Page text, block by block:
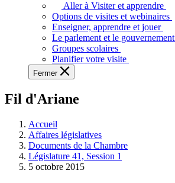
voir,
apprendre
et
découvrir
l'Assemblée
législative.
Aller à Visiter et apprendre
Options de visites et webinaires
Enseigner, apprendre et jouer
Le parlement et le gouvernement
Groupes scolaires
Planifier votre visite
Fermer
Fil d'Ariane
Accueil
Affaires législatives
Documents de la Chambre
Législature 41, Session 1
5 octobre 2015